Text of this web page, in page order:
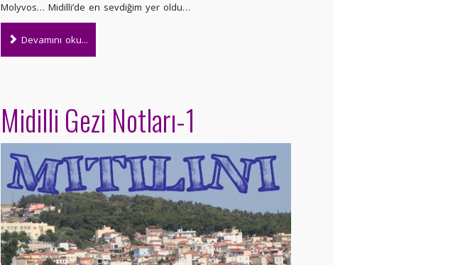
Molyvos… Midilli’de en sevdiğim yer oldu…
Devamını oku...
Midilli Gezi Notları-1